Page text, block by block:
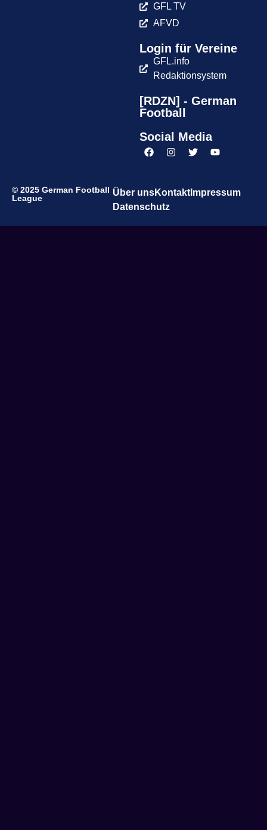
GFL TV
AFVD
Login für Vereine
GFL.info
Redaktionsystem
[RDZN] - German
Football
Social Media
© 2025 German Football
League
Über unsKontaktImpressum
Datenschutz